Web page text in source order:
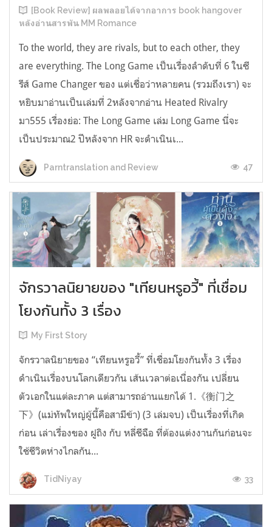
[Book Review] ผลพลอยได้จากอาการ book hangover
หลังอ่านสารพัน MM Romance
To the world, they are rivals, but to each other, they
are everything. The Long Game เป็นเรื่องลำดับที่ 6 ในซี
รีส์ Game Changer ของ แต่เชื่อว่าหลายคน (รวมถึงเรา) จะ
หยิบมาอ่านเป็นเล่มที่ 2หลังจากอ่าน Heated Rivalry
มา555 เรื่องย่อ: The Long Game เล่ม Long Game นี่จะ
เป็นประมาณ2 ปีหลังจาก HR จะดำเนินเ...
Parntranslation and Review 47
จักรวาลนิยายของ "เทียนหรูอวี้" ที่เชื่อม
โยงกันทั้ง 3 เรื่อง
My First Story
จักรวาลนิยายของ “เทียนหรูอวี้” ที่เชื่อมโยงกันทั้ง 3 เรื่อง
ดำเนินเรื่องบนโลกเดียวกัน เส้นเวลาต่อเนื่องกัน เปลี่ยน
ตัวเอกในแต่ละภาค แต่สามารถอ่านแยกได้ 1.《衡门之
下》(แม่ทัพใหญ่ผู้นี้คือสามีข้า) (3 เล่มจบ) เป็นเรื่องที่เกิด
ก่อน เล่าเรื่องของ ฝูถิง กับ หลี่ชีฉือ ที่ต้องแต่งงานกันก่อนจะ
ใช้ชีวิตห่างไกลกัน...
TidNiyay 33